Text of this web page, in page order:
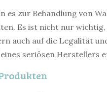
es zur Behandlung von
Es ist nicht nur
auch auf die Legalität
seriösen Herstellers